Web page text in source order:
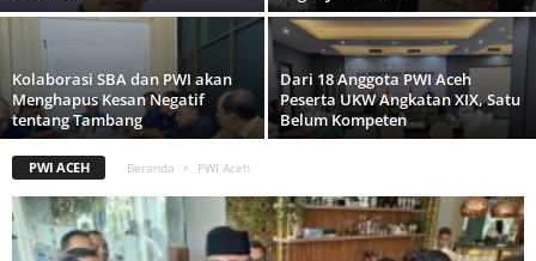
Kolaborasi SBA dan PWI akan
Menghapus Kesan Negatif
tentang Tambang
Dari 18 Anggota PWI Aceh
Peserta UKW Angkatan XIX, Satu
Belum Kompeten
PWI ACEH Beranda PWI Aceh